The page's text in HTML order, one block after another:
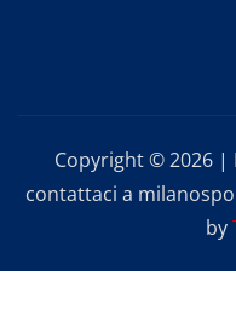
Copyright © 2026 |
contattaci a
by